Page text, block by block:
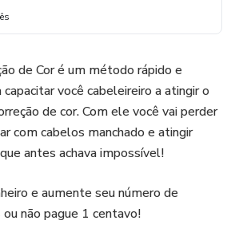
de Cor é um método rápido e
você cabeleireiro a atingir o
de cor. Com ele você vai perder
com cabelos manchado e atingir
antes achava impossível!
e aumente seu número de
não pague 1 centavo!